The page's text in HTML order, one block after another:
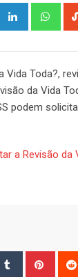
Google+ LinkedIn
podem
a Revisão da
Tumblr